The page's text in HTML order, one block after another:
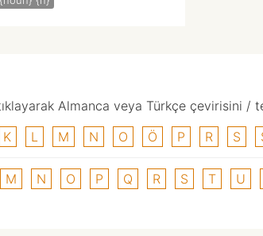
Almanca veya Türkçe çevirisini /
K L M N O Ö P R S
M N O P Q R S T U